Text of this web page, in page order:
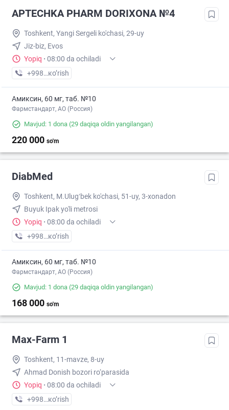
APTECHKA PHARM DORIXONA №4
Toshkent, Yangi Sergeli ko'chasi, 29-uy
Jiz-biz, Evos
Yopiq · 08:00 da ochiladi
+998 (77) XXX-XX-XX
кo’rish
Амиксин, 60 мг, таб. №10
Фармстандарт, АО (Россия)
Mavjud: 1 dona (29 daqiqa oldin yangilangan)
220 000 so'm
DiabMed
Toshkent, M.Ulugʻbek ko'chasi, 51-uy, 3-xonadon
Buyuk Ipak yo'li metrosi
Yopiq · 08:00 da ochiladi
+998 (77) XXX-XX-XX
кo’rish
Амиксин, 60 мг, таб. №10
Фармстандарт, АО (Россия)
Mavjud: 1 dona (29 daqiqa oldin yangilangan)
168 000 so'm
Max-Farm 1
Toshkent, 11-mavze, 8-uy
Ahmad Donish bozori ro‘parasida
Yopiq · 08:00 da ochiladi
+998 (50) XXX-XX-XX
кo’rish